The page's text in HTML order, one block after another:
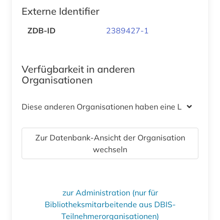
Externe Identifier
ZDB-ID 2389427-1
Verfügbarkeit in anderen
Organisationen
Diese anderen Organisationen haben eine Lizenz
Zur Datenbank-Ansicht der Organisation
wechseln
zur Administration (nur für
Bibliotheksmitarbeitende aus DBIS-
Teilnehmerorganisationen)